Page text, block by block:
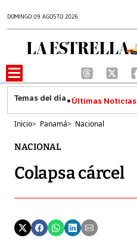
DOMINGO 09 AGOSTO 2026
Últimas Noticias
Inicio> Panamá> Nacional
NACIONAL
Colapsa cárcel